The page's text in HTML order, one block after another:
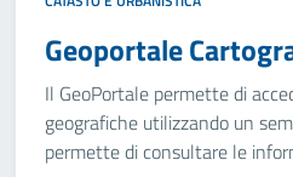
Geoportale
Il GeoPortale permette di
geografiche utilizzando un
permette di consultare le